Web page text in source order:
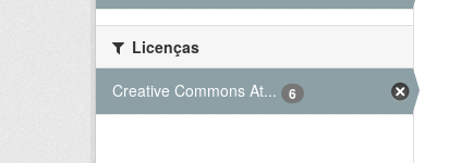
Licenças
Creative Commons At...
6